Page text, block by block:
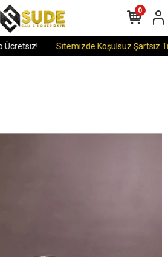
Sitemizde Koşulsuz Şartsız
0